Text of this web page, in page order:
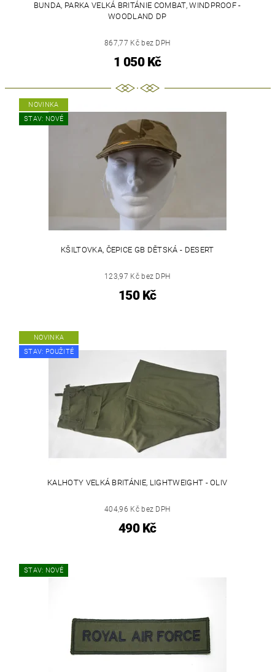
BUNDA, PARKA VELKÁ BRITÁNIE COMBAT, WINDPROOF -
WOODLAND DP
867,77 Kč bez DPH
1 050 Kč
NOVINKA
STAV: NOVÉ
KŠILTOVKA, ČEPICE GB DĚTSKÁ - DESERT
123,97 Kč bez DPH
150 Kč
NOVINKA
STAV: POUŽITÉ
KALHOTY VELKÁ BRITÁNIE, LIGHTWEIGHT - OLIV
404,96 Kč bez DPH
490 Kč
STAV: NOVÉ